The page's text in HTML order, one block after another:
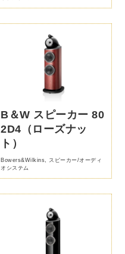
B＆W スピーカー 80
2D4（ローズナッ
ト）
Bowers&Wilkins
スピーカー/オーディ
オシステム